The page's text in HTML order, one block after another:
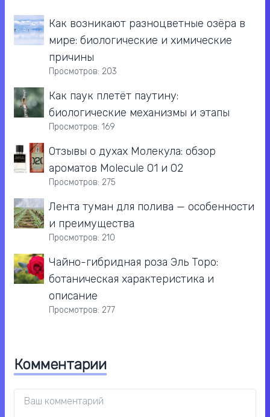
Как возникают разноцветные озёра в
мире: биологические и химические
причины
Просмотров: 203
Как паук плетёт паутину:
биологические механизмы и этапы
Просмотров: 169
Отзывы о духах Молекула: обзор
ароматов Molecule 01 и 02
Просмотров: 275
Лента туман для полива — особенности
и преимущества
Просмотров: 210
Чайно-гибридная роза Эль Торо:
ботаническая характеристика и
описание
Просмотров: 277
Комментарии